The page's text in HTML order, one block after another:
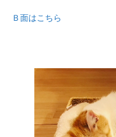
Ｂ面はこちら